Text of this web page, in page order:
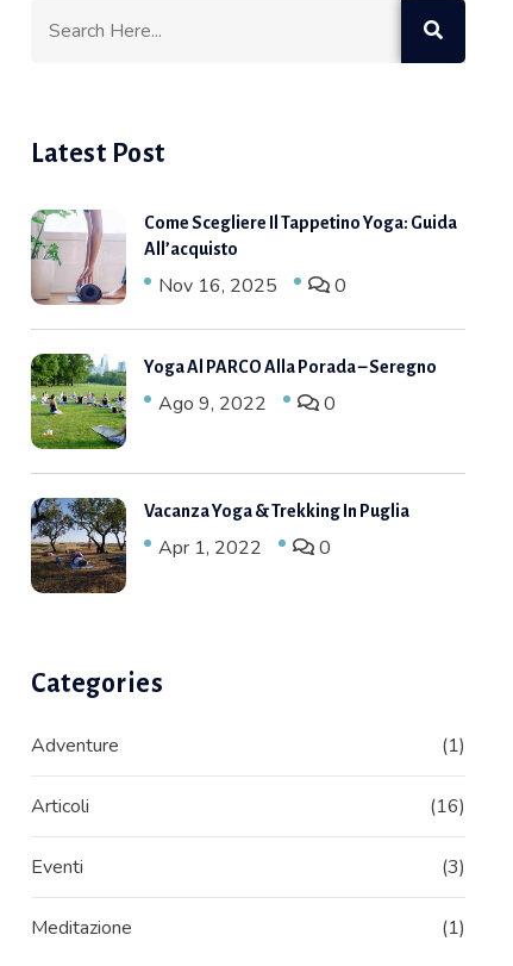
Latest Post
Come Scegliere Il Tappetino Yoga: Guida
All’acquisto
Nov 16, 2025 0
Yoga Al PARCO Alla Porada – Seregno
Ago 9, 2022 0
Vacanza Yoga & Trekking In Puglia
Apr 1, 2022 0
Categories
Adventure (1)
Articoli (16)
Eventi (3)
Meditazione (1)